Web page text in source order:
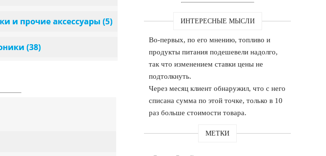
ИНТЕРЕСНЫЕ МЫСЛИ
Во-первых, по его мнению, топливо и
продукты питания подешевели надолго,
так что изменением ставки цены не
подтолкнуть.
Через месяц клиент обнаружил, что с него
списана сумма по этой точке, только в 10
раз больше стоимости товара.
МЕТКИ